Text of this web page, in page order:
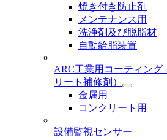
焼き付き防止剤
メンテナンス用
洗浄剤及び脱脂材
自動給脂装置
ARC工業用コーティング
リート補修剤）
金属用
コンクリート用
設備監視センサー